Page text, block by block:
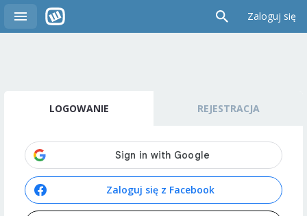
Zaloguj się
LOGOWANIE REJESTRACJA
Zaloguj się z Facebook